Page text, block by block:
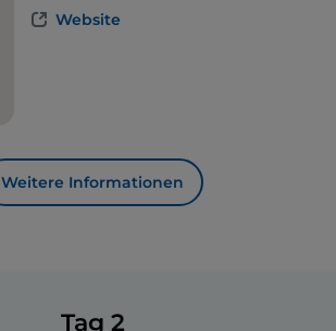
Website
Weitere Informationen
Tag 2